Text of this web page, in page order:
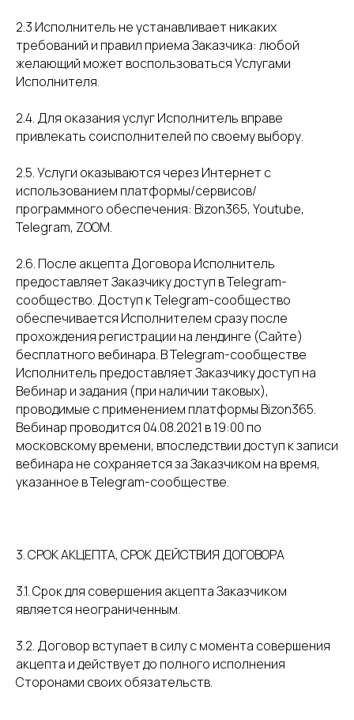
2.3 Исполнитель не устанавливает никаких
требований и правил приема Заказчика: любой
желающий может воспользоваться Услугами
Исполнителя.
2.4. Для оказания услуг Исполнитель вправе
привлекать соисполнителей по своему выбору.
2.5. Услуги оказываются через Интернет с
использованием платформы/сервисов/
программного обеспечения: Bizon365, Youtube,
Telegram, ZOOM.
2.6. После акцепта Договора Исполнитель
предоставляет Заказчику доступ в Telegram-
сообщество. Доступ к Telegram-сообщество
обеспечивается Исполнителем сразу после
прохождения регистрации на лендинге (Сайте)
бесплатного вебинара. В Telegram-сообществе
Исполнитель предоставляет Заказчику доступ на
Вебинар и задания (при наличии таковых),
проводимые с применением платформы Bizon365.
Вебинар проводится 04.08.2021 в 19:00 по
московскому времени, впоследствии доступ к записи
вебинара не сохраняется за Заказчиком на время,
указанное в Telegram-сообществе.
3. СРОК АКЦЕПТА, СРОК ДЕЙСТВИЯ ДОГОВОРА
3.1. Срок для совершения акцепта Заказчиком
является неограниченным.
3.2. Договор вступает в силу с момента совершения
акцепта и действует до полного исполнения
Сторонами своих обязательств.